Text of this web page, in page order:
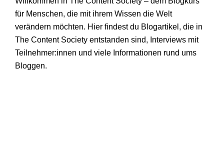
für Menschen, die mit ihrem Wissen die Welt
verändern möchten. Hier findest du Blogartikel, die in
The Content Society entstanden sind, Interviews mit
Teilnehmer:innen und viele Informationen rund ums
Bloggen.